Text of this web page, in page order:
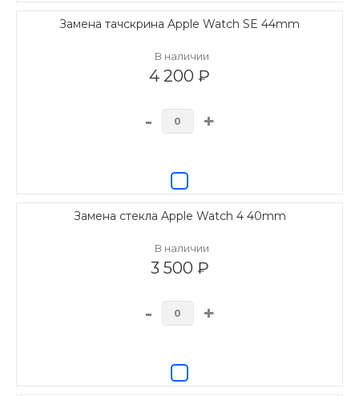
Замена тачскрина Apple Watch SE 44mm
В наличии
4 200 ₽
- +
Замена стекла Apple Watch 4 40mm
В наличии
3 500 ₽
- +